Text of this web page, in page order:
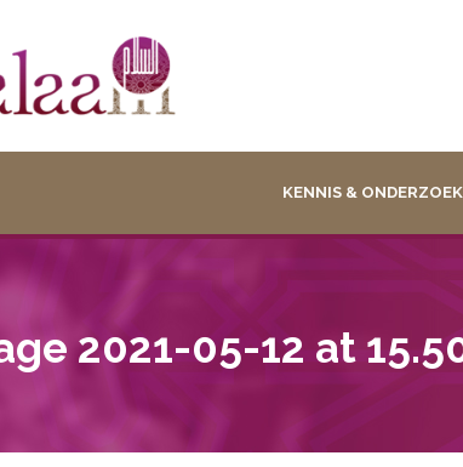
KENNIS & ONDERZOEK
2021-05-12 at